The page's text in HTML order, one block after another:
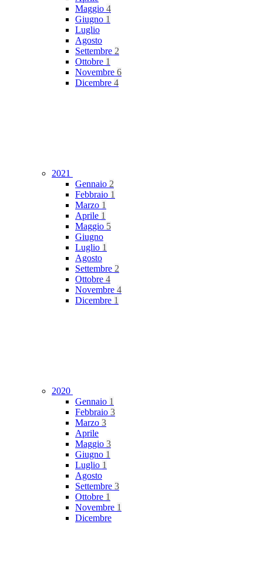
Maggio 4
Giugno 1
Luglio
Agosto
Settembre 2
Ottobre 1
Novembre 6
Dicembre 4
2021
Gennaio 2
Febbraio 1
Marzo 1
Aprile 1
Maggio 5
Giugno
Luglio 1
Agosto
Settembre 2
Ottobre 4
Novembre 4
Dicembre 1
2020
Gennaio 1
Febbraio 3
Marzo 3
Aprile
Maggio 3
Giugno 1
Luglio 1
Agosto
Settembre 3
Ottobre 1
Novembre 1
Dicembre